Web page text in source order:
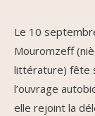
Le 10
Mouromzeff
littérature) fête
l’ouvrage
elle rejoint la